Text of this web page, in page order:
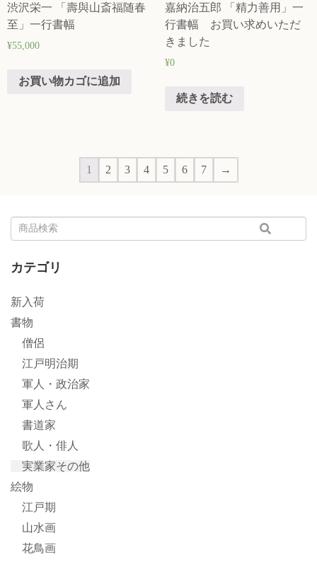
渋沢栄一 「壽與山斎福随春
至」一行書幅
¥55,000
お買い物カゴに追加
嘉納治五郎 「精力善用」一
行書幅 お買い求めいただ
きました
¥0
続きを読む
1 2 3 4 5 6 7 →
カテゴリ
新入荷
書物
僧侶
江戸明治期
軍人・政治家
軍人さん
書道家
歌人・俳人
実業家その他
絵物
江戸期
山水画
花鳥画